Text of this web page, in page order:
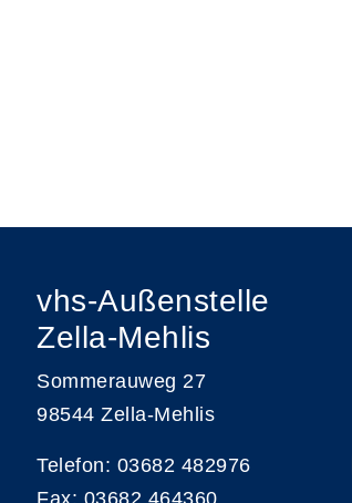
vhs-Außenstelle
Zella-Mehlis
Sommerauweg 27
98544 Zella-Mehlis
Telefon: 03682 482976
Fax: 03682 464360